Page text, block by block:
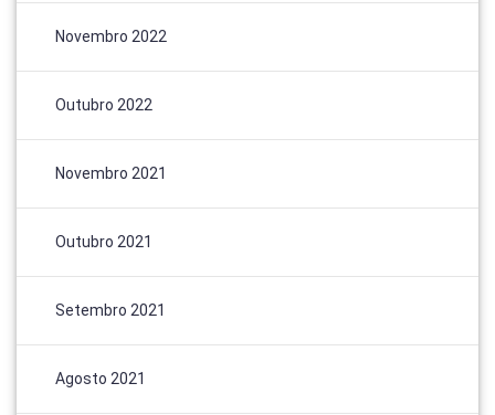
Novembro 2022
Outubro 2022
Novembro 2021
Outubro 2021
Setembro 2021
Agosto 2021